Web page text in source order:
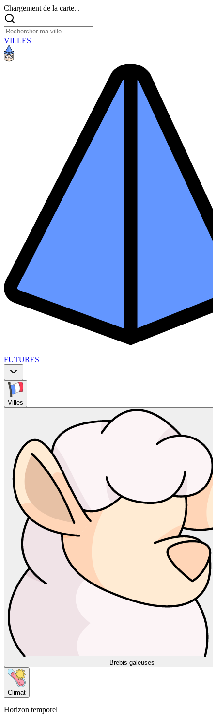
Chargement de la carte...
VILLES
FUTURES
Villes
Brebis galeuses
Climat
Horizon temporel